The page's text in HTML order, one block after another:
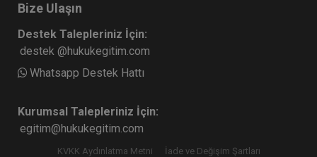
Bize Ulaşın
Destek Talepleriniz İçin:
destek @hukukegitim.com
Whatsapp Destek Hattı
Kurumsal Talepleriniz İçin:
egitim@hukukegitim.com
KVKK Aydınlatma Metni İade ve Değişim Şartları